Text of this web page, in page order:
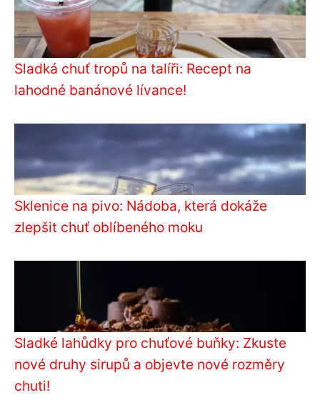
Sladká chuť tropů na talíři: Recept na
lahodné banánové lívance!
Sklenice na pivo: Nádoba, která dokáže
zlepšit chuť oblíbeného moku
Sladké lahůdky pro chuťové buňky: Zkuste
nové druhy sirupů a objevte nové rozměry
chuti!